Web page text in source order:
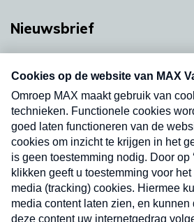
Nieuwsbrief
nieuwsbrief. Elke vrijdag- en
uw mailbox.